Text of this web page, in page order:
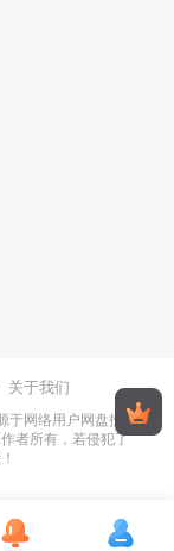
关于我们
于网络用户网盘投
者所有，若侵犯了